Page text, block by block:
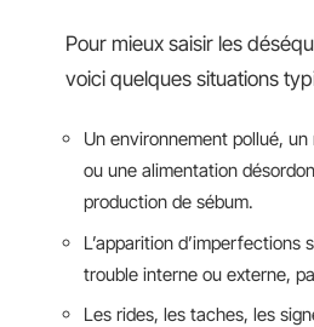
Pour mieux saisir les
voici quelques situations
Un environnement pollué,
ou une alimentation
production de sébum.
L’apparition d’imperfections
trouble interne ou externe,
Les rides, les taches, les